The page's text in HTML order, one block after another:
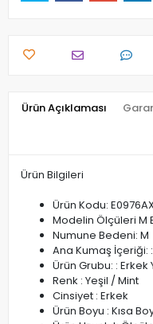
Ürün Açıklaması
Ürün Bilgileri
Ürün Kodu:
Modelin Ölçüleri M
Numune Bedeni: M
Ana Kumaş İçeriği:
Ürün Grubu: : Erkek
Renk : Yeşil / Mint
Cinsiyet : Erkek
Ürün Boyu : Kısa